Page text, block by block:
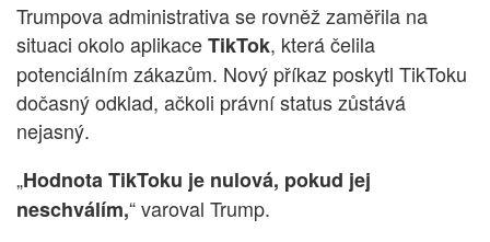
Trumpova administrativa se rovněž zaměřila na
situaci okolo aplikaceTikTok, která čelila
potenciálním zákazům. Nový příkaz poskytl TikToku
dočasný odklad, ačkoli právní status zůstává
nejasný.
„Hodnota TikToku je nulová, pokud jej
neschválím,“ varoval Trump.